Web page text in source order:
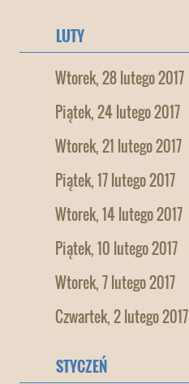
LUTY
Wtorek, 28 lutego 2017
Piątek, 24 lutego 2017
Wtorek, 21 lutego 2017
Piątek, 17 lutego 2017
Wtorek, 14 lutego 2017
Piątek, 10 lutego 2017
Wtorek, 7 lutego 2017
Czwartek, 2 lutego 2017
STYCZEŃ